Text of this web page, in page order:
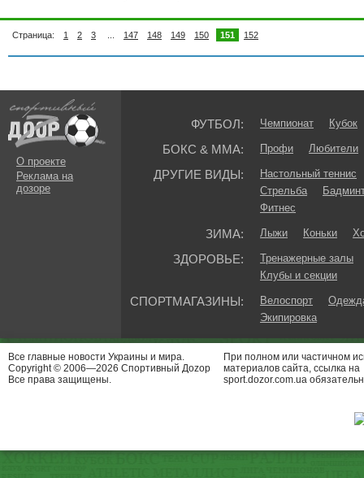
Страница: 1 2 3 147 148 149 150 151 152
О проекте
Реклама на
дозоре
ФУТБОЛ: Чемпионат Кубок
БОКС & ММА: Профи Любители
ДРУГИЕ ВИДЫ:
Настольный теннис
Стрельба
Фитнес
ЗИМА: Лыжи Коньки
ЗДОРОВЬЕ:
Тренажерные залы
Клубы и секции
СПОРТМАГАЗИНЫ: Велоспорт
Экипировка
Все главные новости Украины и мира.
Copyright © 2006—2026 Спортивный Доzор
Все права защищены.
При полном или частичном
материалов сайта, ссылка на
sport.dozor.com.ua